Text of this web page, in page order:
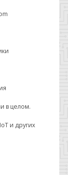
в целом.
и других